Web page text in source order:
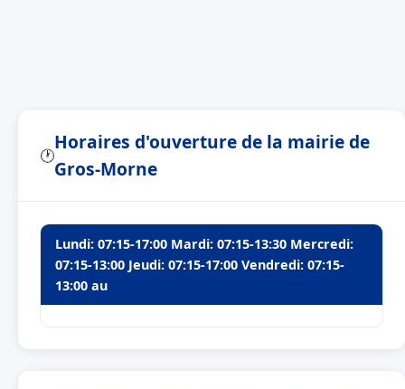
🕐
Horaires d'ouverture de la mairie de
Gros-Morne
Lundi: 07:15-17:00 Mardi: 07:15-13:30 Mercredi:
07:15-13:00 Jeudi: 07:15-17:00 Vendredi: 07:15-
13:00 au